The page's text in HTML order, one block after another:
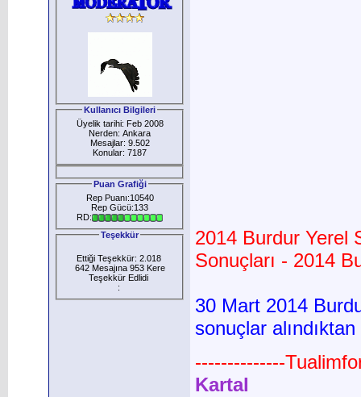
Kullanıcı Bilgileri
Üyelik tarihi: Feb 2008
Nerden: Ankara
Mesajlar: 9.502
Konular: 7187
Puan Grafiği
Rep Puanı:10540
Rep Gücü:133
RD:
Teşekkür
Ettiği Teşekkür: 2.018
642 Mesajına 953 Kere
Teşekkür Edlidi
:
2014 Burdur Yerel
Sonuçları - 2014
30 Mart 2014
sonuçlar
--------------
Kartal